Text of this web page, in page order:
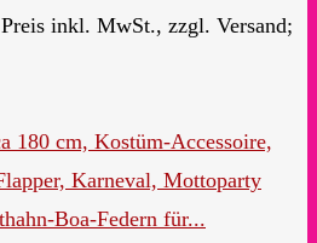
Preis inkl. MwSt., zzgl. Versand;